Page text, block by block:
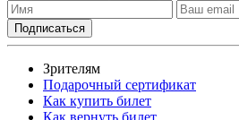
Зрителям
Подарочный сертификат
Как купить билет
Как вернуть билет